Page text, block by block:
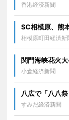
香港経済新聞
SC相模原、熊
相模原町田経済新
関門海峡花火
小倉経済新聞
八広で「八八
すみだ経済新聞